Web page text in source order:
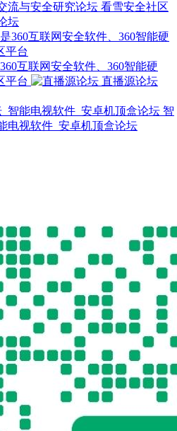
看雪安全社区
坛
互联网安全软件、360智能硬
平台
直播源论坛
智
电视软件_安卓机顶盒论坛